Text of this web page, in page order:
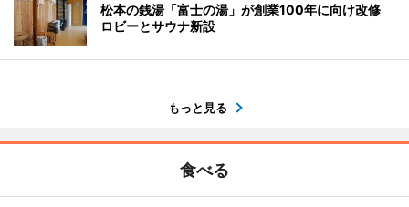
松本の銭湯「富士の湯」が創業100年に向け改修
ロビーとサウナ新設
もっと見る
食べる